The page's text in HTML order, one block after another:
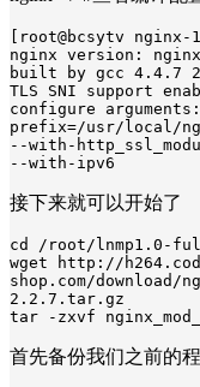
[root@bcsytv
nginx version:
built by gcc 4.4.7
TLS SNI support
configure
prefix=/usr/local/
--with-
--with-ipv6
接下来就可以开始了
cd /root/lnmp1.0-
wget http://
shop.com/download/
2.2.7.tar.gz
tar -zxvf
首先备份我们之前的